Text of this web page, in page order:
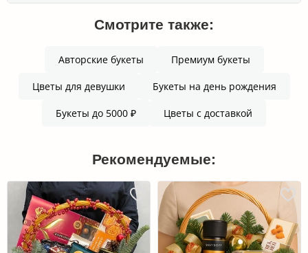
Смотрите также:
Авторские букеты Премиум букеты
Цветы для девушки Букеты на день рождения
Букеты до 5000 ₽ Цветы с доставкой
Рекомендуемые: